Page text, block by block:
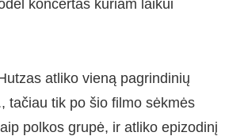
koncertas kuriam laikui
atliko vieną pagrindinių
tačiau tik po šio filmo sėkmės
polkos grupė, ir atliko epizodinį